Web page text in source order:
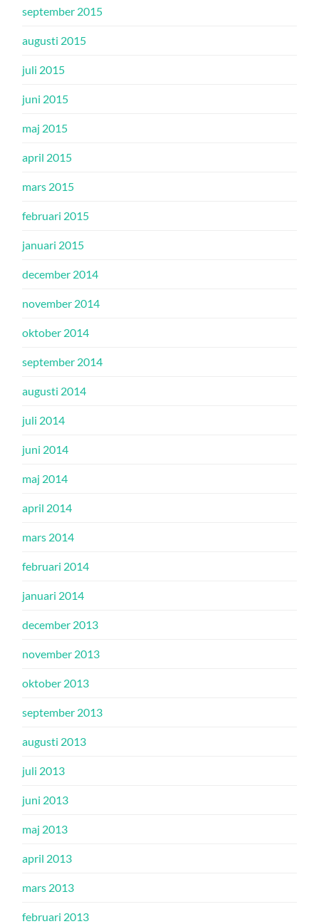
september 2015
augusti 2015
juli 2015
juni 2015
maj 2015
april 2015
mars 2015
februari 2015
januari 2015
december 2014
november 2014
oktober 2014
september 2014
augusti 2014
juli 2014
juni 2014
maj 2014
april 2014
mars 2014
februari 2014
januari 2014
december 2013
november 2013
oktober 2013
september 2013
augusti 2013
juli 2013
juni 2013
maj 2013
april 2013
mars 2013
februari 2013